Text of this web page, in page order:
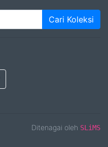
Cari Koleksi
Ditenagai oleh SLiMS